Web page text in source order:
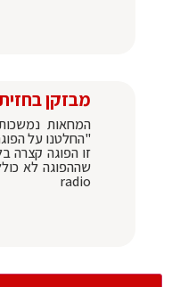
מבזקן
המחאות
"החלטנו על
זו הפוגה קצרה
radio